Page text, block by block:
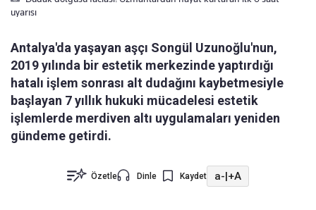
uyarısı
Antalya'da yaşayan aşçı Songül Uzunoğlu'nun,
2019 yılında bir estetik merkezinde yaptırdığı
hatalı işlem sonrası alt dudağını kaybetmesiyle
başlayan 7 yıllık hukuki mücadelesi estetik
işlemlerde merdiven altı uygulamaları yeniden
gündeme getirdi.
Özetle Dinle Kaydet a-|+A